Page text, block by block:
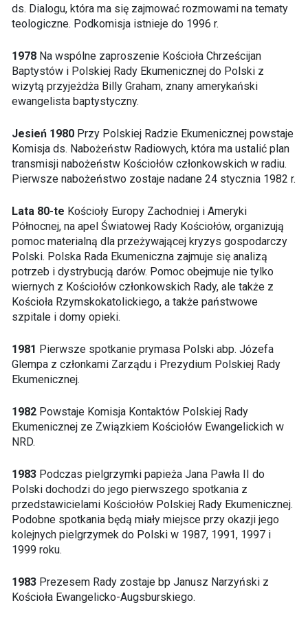
ds. Dialogu, która ma się zajmować rozmowami na tematy
teologiczne. Podkomisja istnieje do 1996 r.
1978Na wspólne zaproszenie Kościoła Chrześcijan
Baptystów i Polskiej Rady Ekumenicznej do Polski z
wizytą przyjeżdża Billy Graham, znany amerykański
ewangelista baptystyczny.
Jesień 1980Przy Polskiej Radzie Ekumenicznej powstaje
Komisja ds. Nabożeństw Radiowych, która ma ustalić plan
transmisji nabożeństw Kościołów członkowskich w radiu.
Pierwsze nabożeństwo zostaje nadane 24 stycznia 1982 r.
Lata 80-te Kościoły Europy Zachodniej i Ameryki
Północnej, na apel Światowej Rady Kościołów, organizują
pomoc materialną dla przeżywającej kryzys gospodarczy
Polski. Polska Rada Ekumeniczna zajmuje się analizą
potrzeb i dystrybucją darów. Pomoc obejmuje nie tylko
wiernych z Kościołów członkowskich Rady, ale także z
Kościoła Rzymskokatolickiego, a także państwowe
szpitale i domy opieki.
1981 Pierwsze spotkanie prymasa Polski abp. Józefa
Glempa z członkami Zarządu i Prezydium Polskiej Rady
Ekumenicznej.
1982Powstaje Komisja Kontaktów Polskiej Rady
Ekumenicznej ze Związkiem Kościołów Ewangelickich w
NRD.
1983Podczas pielgrzymki papieża Jana Pawła II do
Polski dochodzi do jego pierwszego spotkania z
przedstawicielami Kościołów Polskiej Rady Ekumenicznej.
Podobne spotkania będą miały miejsce przy okazji jego
kolejnych pielgrzymek do Polski w 1987, 1991, 1997 i
1999 roku.
1983Prezesem Rady zostaje bp Janusz Narzyński z
Kościoła Ewangelicko-Augsburskiego.